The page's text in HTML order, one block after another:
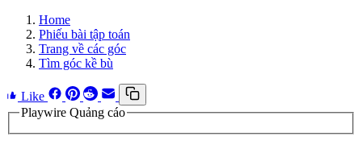
Home
Phiếu bài tập toán
Trang về các góc
Tìm góc kề bù
Like
Playwire Quảng cáo